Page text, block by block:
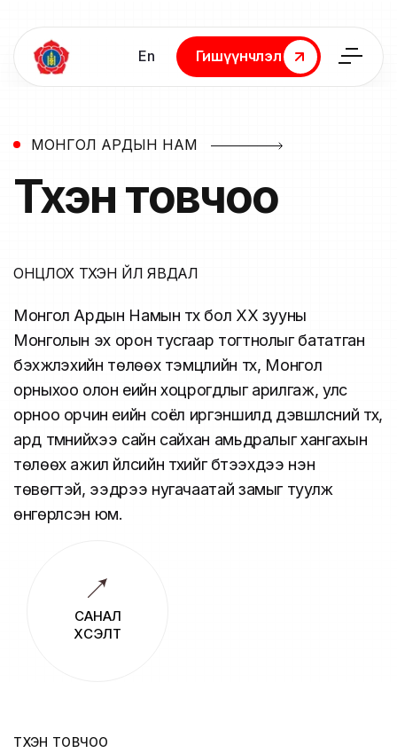
En
Гишүүнчлэл
Гишүүнчлэл
МОНГОЛ АРДЫН НАМ
Түүхэнтовчоо
ОНЦЛОХ ТҮҮХЭН ҮЙЛ ЯВДАЛ
Монгол Ардын Намын түүх бол ХХ зууны
Монголын эх орон тусгаар тогтнолыг бататган
бэхжүүлэхийн төлөөх тэмцлийн түүх, Монгол
орныхоо олон үеийн хоцрогдлыг арилгаж, улс
орноо орчин үеийн соёл иргэншилд дэвшүүлсний түүх,
ард түмнийхээ сайн сайхан амьдралыг хангахын
төлөөх ажил үйлсийн түүхийг бүтээхдээ нэн
төвөгтэй, ээдрээ нугачаатай замыг туулж
өнгөрүүлсэн юм.
САНАЛ
ХҮСЭЛТ
ТҮҮХЭН ТОВЧОО